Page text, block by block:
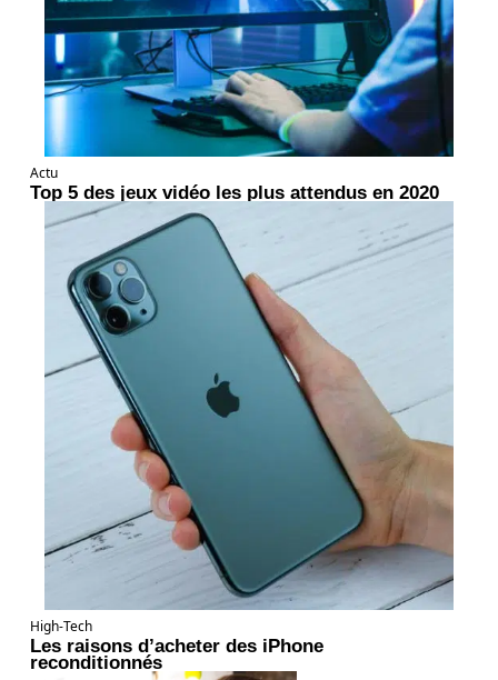
Actu
Top 5 des jeux vidéo les plus attendus en 2020
High-Tech
Les raisons d’acheter des iPhone
reconditionnés